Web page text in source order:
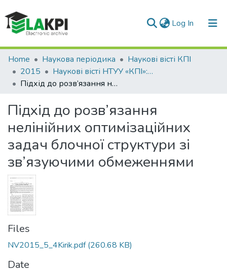
Log In (current)
Communities & Collections
All of DSpace
Home Наукова періодика
Наукові вісті КПІ
2015
Наукові вісті НТУУ «КПІ»: науково-технічний журнал, № 5(103)
Підхід до розв’язання нелінійних оптимізаційних задач блочної структури зі зв’язуючими обмеженнями
Підхід до розв’язання
нелінійних оптимізаційних
задач блочної структури зі
зв’язуючими обмеженнями
Files
NV2015_5_4Kirik.pdf(260.68 KB)
Date